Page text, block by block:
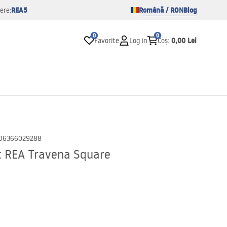
REA5 Română / RONBlog
0
Favorite Log in
0
Coș: 0,00 Lei
Travena Square